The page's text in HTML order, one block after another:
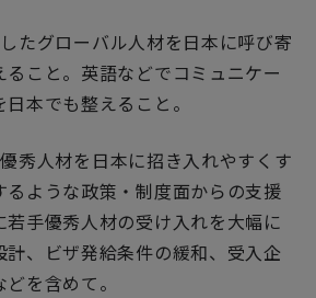
たグローバル人材を日本に呼び寄
こと。英語などでコミュニケー
本でも整えること。
秀人材を日本に招き入れやすくす
るような政策・制度面からの支援
若手優秀人材の受け入れを大幅に
計、ビザ発給条件の緩和、受入企
を含めて。